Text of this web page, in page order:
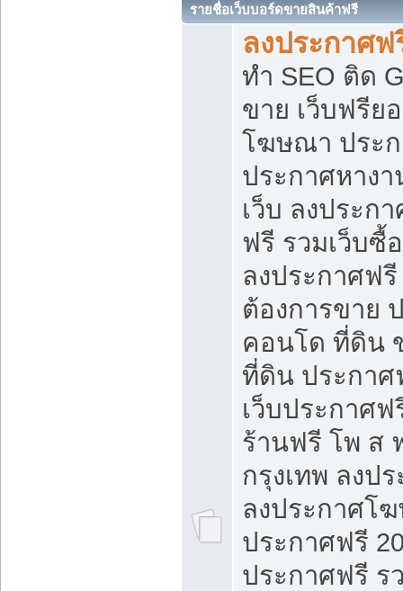
รายชื่อเว็บบอร์ดขายสินค้าฟรี
ลงประกาศฟ
ทำ SEO ติด
ขาย เว็บฟรีย
โฆษณา ประ
ประกาศหาง
เว็บ ลงประก
ฟรี รวมเว็บซื้
ลงประกาศฟ
ต้องการขาย
คอนโด ที่ดิน
ที่ดิน ประกา
เว็บประกาศ
ร้านฟรี โพ ส
กรุงเทพ ลงป
ลงประกาศโ
ประกาศฟรี
ประกาศฟรี ร